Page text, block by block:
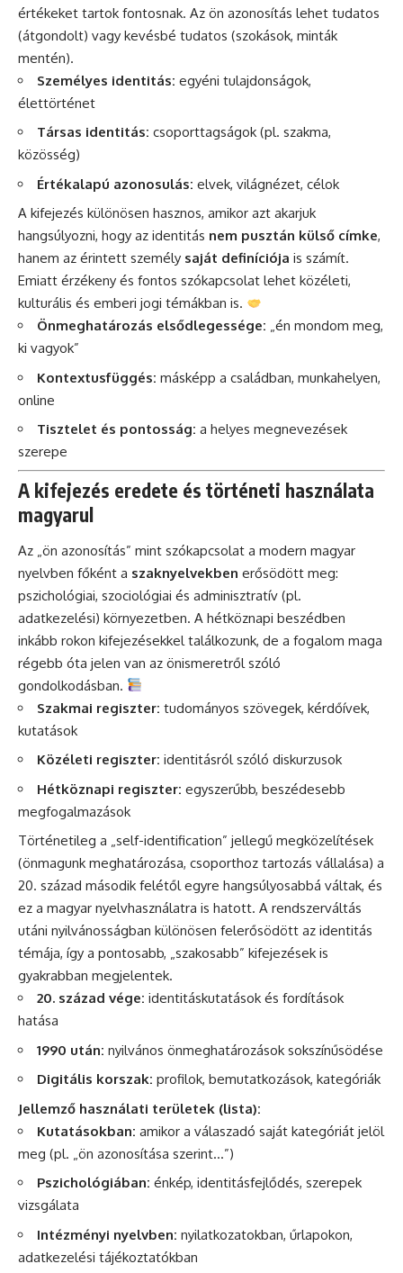
értékeket tartok fontosnak. Az ön azonosítás lehet tudatos
(átgondolt) vagy kevésbé tudatos (szokások, minták
mentén).
Személyes identitás: egyéni tulajdonságok,
élettörténet
Társas identitás: csoporttagságok (pl. szakma,
közösség)
Értékalapú azonosulás: elvek, világnézet, célok
A kifejezés különösen hasznos, amikor azt akarjuk
hangsúlyozni, hogy az identitás nem pusztán külső címke,
hanem az érintett személy saját definíciója is számít.
Emiatt érzékeny és fontos szókapcsolat lehet közéleti,
kulturális és emberi jogi témákban is.
Önmeghatározás elsődlegessége: „én mondom meg,
ki vagyok”
Kontextusfüggés: másképp a családban, munkahelyen,
online
Tisztelet és pontosság: a helyes megnevezések
szerepe
A kifejezés eredete és történeti használata
magyarul
Az „ön azonosítás” mint szókapcsolat a modern magyar
nyelvben főként a szaknyelvekben erősödött meg:
pszichológiai, szociológiai és adminisztratív (pl.
adatkezelési) környezetben. A hétköznapi beszédben
inkább rokon kifejezésekkel találkozunk, de a fogalom maga
régebb óta jelen van az önismeretről szóló
gondolkodásban.
Szakmai regiszter: tudományos szövegek, kérdőívek,
kutatások
Közéleti regiszter: identitásról szóló diskurzusok
Hétköznapi regiszter: egyszerűbb, beszédesebb
megfogalmazások
Történetileg a „self-identification” jellegű megközelítések
(önmagunk meghatározása, csoporthoz tartozás vállalása) a
20. század második felétől egyre hangsúlyosabbá váltak, és
ez a magyar nyelvhasználatra is hatott. A rendszerváltás
utáni nyilvánosságban különösen felerősödött az identitás
témája, így a pontosabb, „szakosabb” kifejezések is
gyakrabban megjelentek.
20. század vége: identitáskutatások és fordítások
hatása
1990 után: nyilvános önmeghatározások sokszínűsödése
Digitális korszak: profilok, bemutatkozások, kategóriák
Jellemző használati területek (lista):
Kutatásokban: amikor a válaszadó saját kategóriát jelöl
meg (pl. „ön azonosítása szerint…”)
Pszichológiában: énkép, identitásfejlődés, szerepek
vizsgálata
Intézményi nyelvben: nyilatkozatokban, űrlapokon,
adatkezelési tájékoztatókban